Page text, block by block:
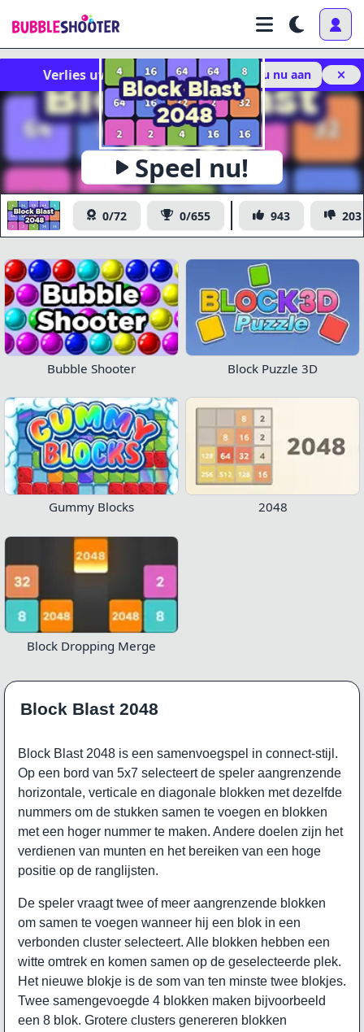
Speel nu!
Verlies uw voortgang niet! Meld u nu aan
Block Blast 2048
0/72 0/655 943 203
x
https://www.bubbleshooter.com/games/publish/block-
blast-2048/
Kopiëren
Bubble Shooter Block Puzzle 3D
Gummy Blocks 2048
Block Dropping Merge
Block Blast 2048
Block Blast 2048 is een samenvoegspel in connect-stijl.
Op een bord van 5x7 selecteert de speler aangrenzende
horizontale, verticale en diagonale blokken met dezelfde
nummers om de stukken samen te voegen en blokken
met een hoger nummer te maken. Andere doelen zijn het
verdienen van munten en het bereiken van een hoge
positie op de ranglijsten.
De speler vraagt twee of meer aangrenzende blokken
om samen te voegen wanneer hij een blok in een
verbonden cluster selecteert. Alle blokken hebben een
witte omtrek en komen samen op de geselecteerde plek.
Het nieuwe blokje is de som van ten minste twee blokjes.
Twee samengevoegde 4 blokken maken bijvoorbeeld
een 8 blok. Grotere clusters genereren blokken